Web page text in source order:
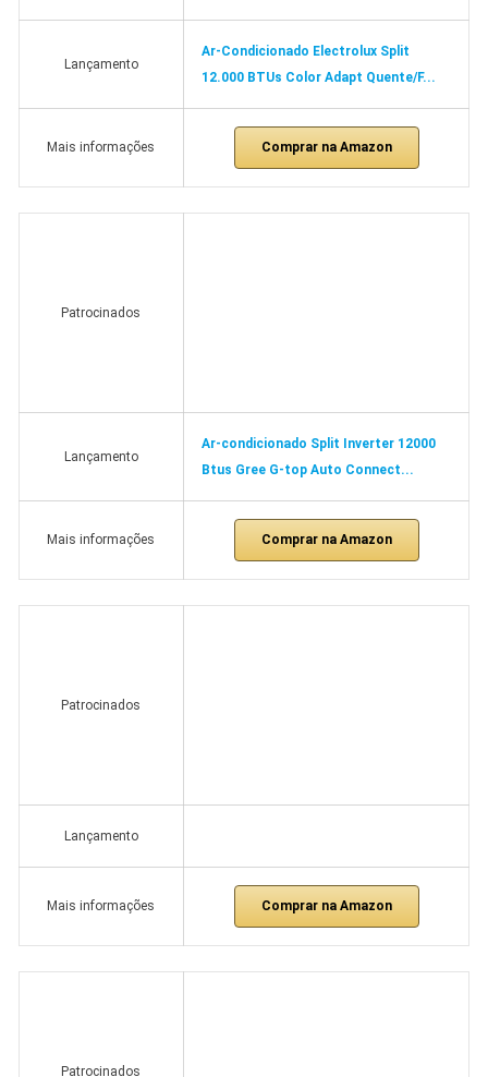
Lançamento
Ar-Condicionado Electrolux Split
12.000 BTUs Color Adapt Quente/F...
Mais informações Comprar na Amazon
Patrocinados
Lançamento
Ar-condicionado Split Inverter 12000
Btus Gree G-top Auto Connect...
Mais informações Comprar na Amazon
Patrocinados
Lançamento
Mais informações Comprar na Amazon
Patrocinados